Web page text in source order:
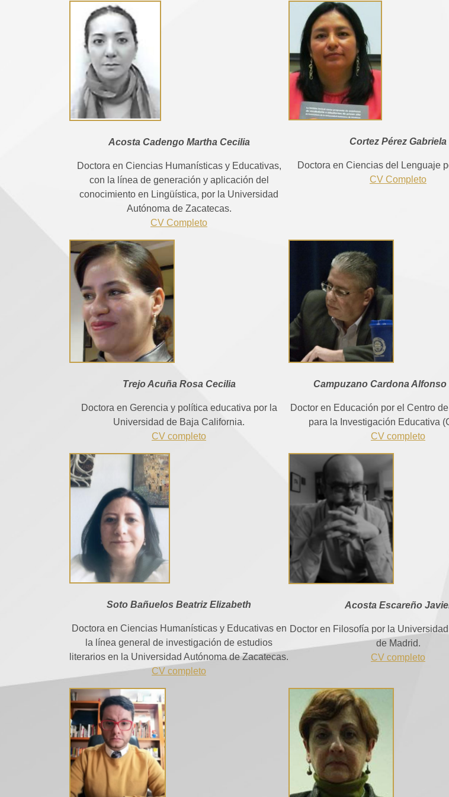
Acosta Cadengo Martha Cecilia
Doctora en Ciencias Humanísticas y Educativas,
con la línea de generación y aplicación del
conocimiento en Lingüística, por la Universidad
Autónoma de Zacatecas.
CV Completo
Cortez Pérez Gabriela
Doctora en Ciencias del Lenguaje
CV Completo
Trejo Acuña Rosa Cecilia
Doctora en Gerencia y política educativa por la
Universidad de Baja California.
CV completo
Campuzano Cardona Alfonso
Doctor en Educación por el Centro
para la Investigación Educativa
CV completo
Soto Bañuelos Beatriz Elizabeth
Doctora en Ciencias Humanísticas y Educativas en
la línea general de investigación de estudios
literarios en la Universidad Autónoma de Zacatecas.
CV completo
Acosta Escareño
Doctor en Filosofía por la
de Madrid.
CV completo